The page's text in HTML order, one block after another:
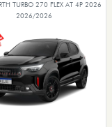
TURBO 270 FLEX AT 4P 2026
2026/2026